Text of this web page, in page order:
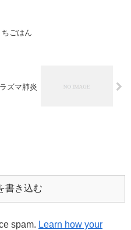
ごはん
ズマ肺炎
書き込む
spam. Learn how your